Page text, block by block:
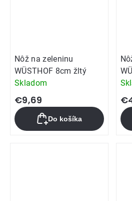
Nôž na zeleninu
WÜSTHOF 8cm žltý
Skladom
€9,69
Do košíka